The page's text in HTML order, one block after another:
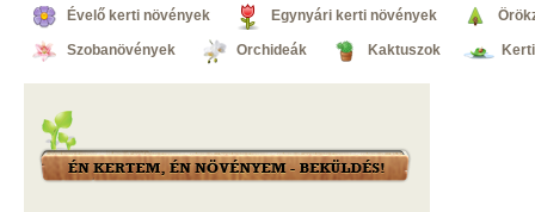
Évelő kerti növények Egynyári kerti növények
Szobanövények Orchideák Kaktuszok